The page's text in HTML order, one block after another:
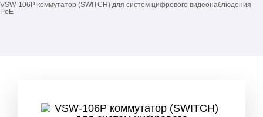
VSW-106P коммутатор (SWITCH) для систем цифрового видеонаблюдения
PoE